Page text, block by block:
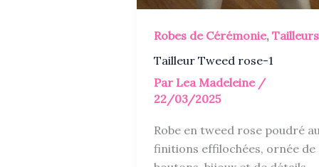
Robes de Cérémonie, Tailleurs
Tailleur Tweed rose-1
Par Lea Madeleine /
22/03/2025
Robe en tweed rose poudré
finitions effilochées, ornée de